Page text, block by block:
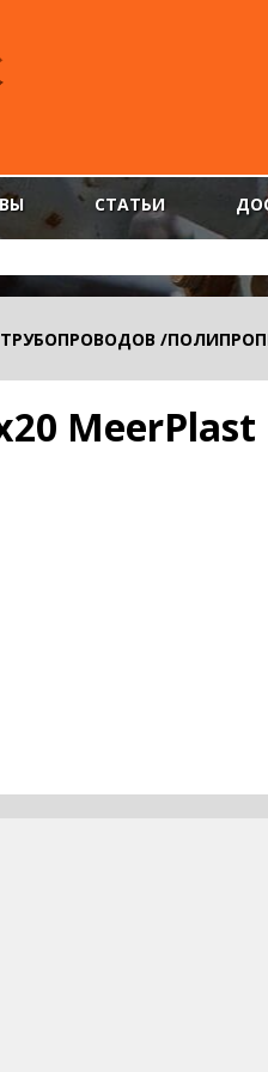
СТАТЬИ
/
MeerPlast